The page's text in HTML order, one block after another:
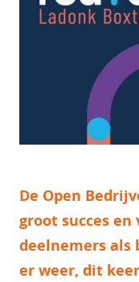
De Open
groot succes
deelnemers als
er weer, dit